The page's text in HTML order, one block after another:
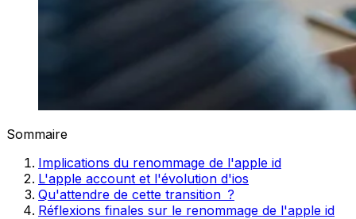
Sommaire
Implications du renommage de l'apple id
L'apple account et l'évolution d'ios
Qu'attendre de cette transition ?
Réflexions finales sur le renommage de l'apple id